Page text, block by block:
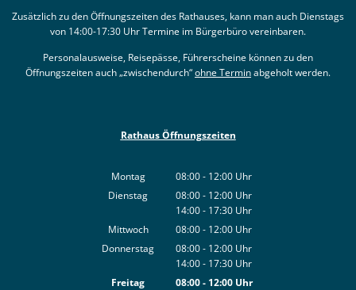
Zusätzlich zu den Öffnungszeiten des Rathauses, kann man auch Dienstags
von 14:00-17:30 Uhr Termine im Bürgerbüro vereinbaren.
Personalausweise, Reisepässe, Führerscheine können zu den
Öffnungszeiten auch „zwischendurch“ohne Terminabgeholt werden.
Rathaus Öffnungszeiten
Montag 08:00- 12:00 Uhr
Von 08:00 bis 12:00 Uhr
Dienstag 08:00- 12:00 Uhr
Von 08:00 bis 12:00 Uhr
14:00- 17:30 Uhr
Von 14:00 bis 17:30 Uhr
Mittwoch 08:00- 12:00 Uhr
Von 08:00 bis 12:00 Uhr
Donnerstag 08:00- 12:00 Uhr
Von 08:00 bis 12:00 Uhr
14:00- 17:30 Uhr
Von 14:00 bis 17:30 Uhr
Freitag 08:00- 12:00Uhr